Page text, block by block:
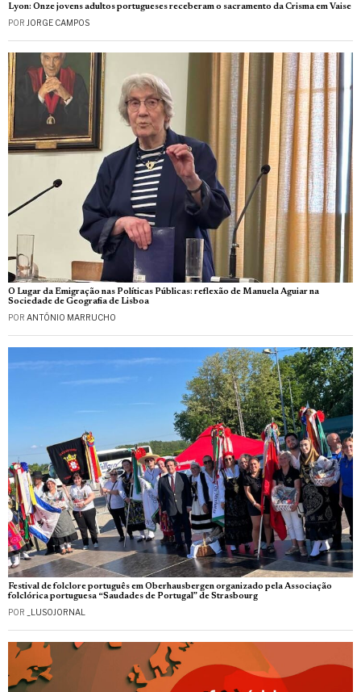
Lyon: Onze jovens adultos portugueses receberam o sacramento da Crisma em Vaise
POR JORGE CAMPOS
O Lugar da Emigração nas Políticas Públicas: reflexão de Manuela Aguiar na
Sociedade de Geografia de Lisboa
POR ANTÓNIO MARRUCHO
Festival de folclore português em Oberhausbergen organizado pela Associação
folclórica portuguesa “Saudades de Portugal” de Strasbourg
POR _LUSOJORNAL